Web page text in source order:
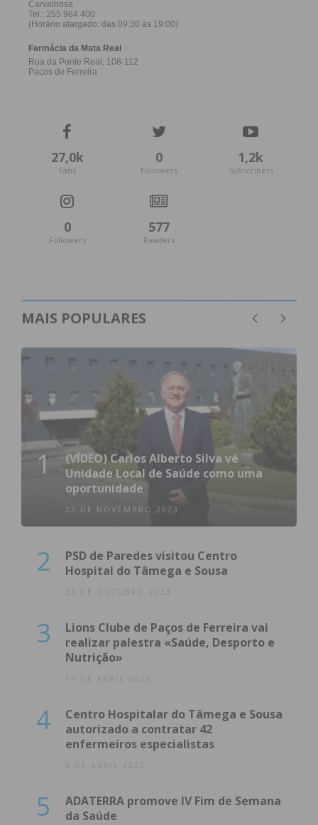
27,0k
Fans
0
Followers
1,2k
Subscribers
0
Followers
577
Readers
MAIS POPULARES
1
(VÍDEO) Carlos Alberto Silva vê
Unidade Local de Saúde como uma
oportunidade
23 DE NOVEMBRO 2023
2
PSD de Paredes visitou Centro
Hospital do Tâmega e Sousa
23 DE OUTUBRO 2023
3
Lions Clube de Paços de Ferreira vai
realizar palestra «Saúde, Desporto e
Nutrição»
14 DE ABRIL 2022
4
Centro Hospitalar do Tâmega e Sousa
autorizado a contratar 42
enfermeiros especialistas
8 DE ABRIL 2022
5
ADATERRA promove IV Fim de Semana
da Saúde